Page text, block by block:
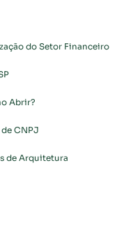
do Setor Financeiro
Abrir?
CNPJ
de Arquitetura